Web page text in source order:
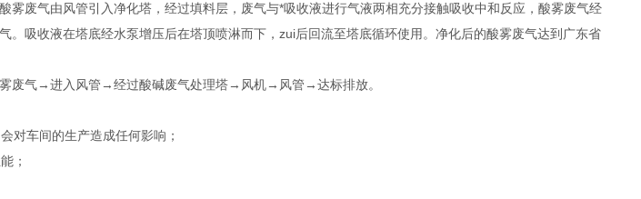
雾废气由风管引入净化塔，经过填料层，废气与*吸收液进行气液两相充分接触吸收中和反应，酸雾废气经
。吸收液在塔底经水泵增压后在塔顶喷淋而下，zui后回流至塔底循环使用。净化后的酸雾废气达到广东省
雾废气→进入风管→经过酸碱废气处理塔→风机→风管→达标排放。
对车间的生产造成任何影响；
；